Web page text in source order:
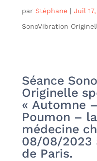
par Stéphane| Juil
SonoVibration
Séance
Originelle
« Automne
Poumon –
médecine
08/08/2023
de Paris.